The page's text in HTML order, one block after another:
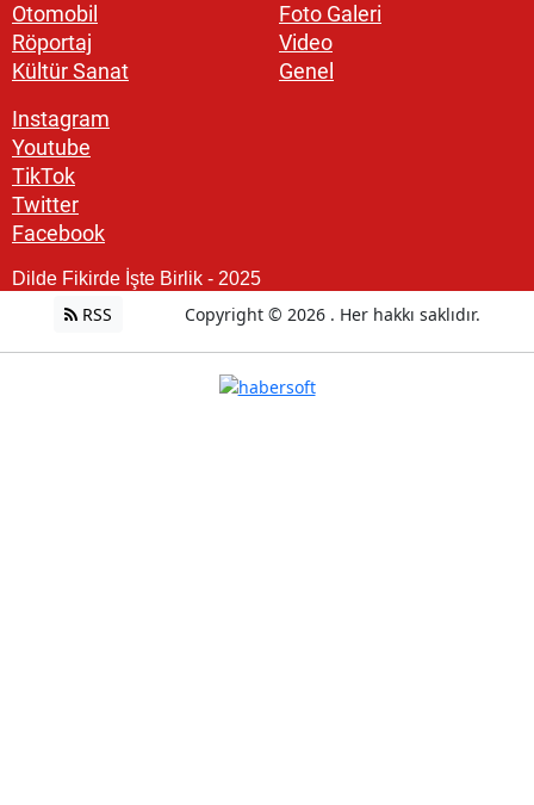
Otomobil
Röportaj
Kültür Sanat
Foto Galeri
Video
Genel
Instagram
Youtube
TikTok
Twitter
Facebook
Dilde Fikirde İşte Birlik - 2025
RSS Copyright © 2026 . Her hakkı saklıdır.